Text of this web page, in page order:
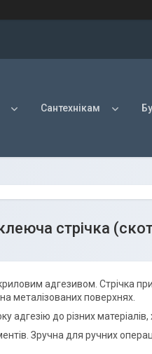
Сантехнікам
стрічка
адгезивом. Стрічка
металізованих поверхнях.
адгезію до різних матеріалів,
Зручна для ручних